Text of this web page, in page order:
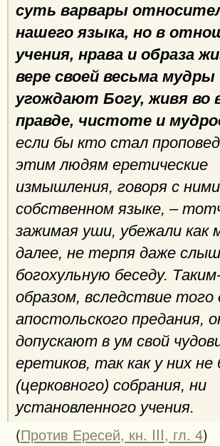
суть варвары
нашего языка, но в
учения, нрава и образа
вере своей весьма мудры
угождают Богу, живя во
правде, чистоте и
если бы кто стал
этим людям еретические
измышления, говоря с
собственном языке, –
зажимая уши, убежали как
далее, не терпя даже
богохульную беседу.
образом, вследствие того
апостольского предания,
допускают в ум свой
еретиков, так как у них не
(церковного) собрания, ни
установленного учения.
(Против Ересей, кн. III, гл. 4)